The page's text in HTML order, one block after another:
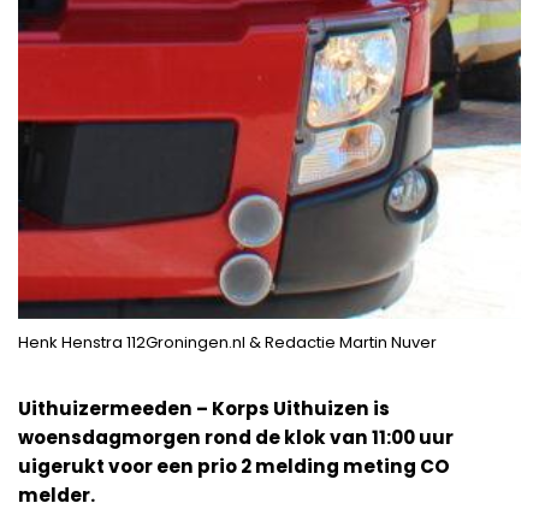
Henk Henstra 112Groningen.nl & Redactie Martin Nuver
Uithuizermeeden – Korps Uithuizen is
woensdagmorgen rond de klok van 11:00 uur
uigerukt voor een prio 2 melding meting CO
melder.